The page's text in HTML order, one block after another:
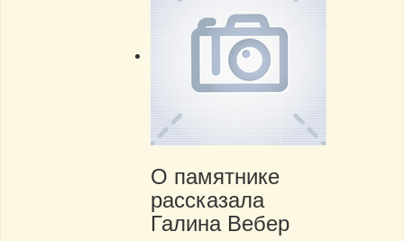
О памятнике
рассказала
Галина Вебер